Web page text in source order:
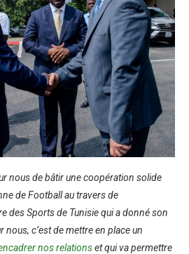
nous de bâtir une coopération solide
de Football au travers de
des Sports de Tunisie qui a donné son
c’est de mettre en place un
nos relationset qui va permettre